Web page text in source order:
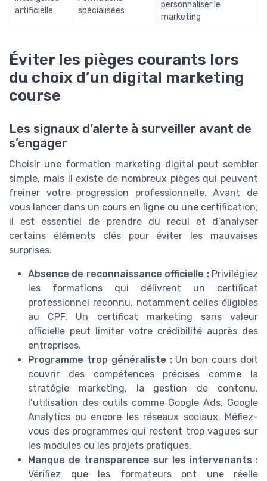
artificielle
spécialisées
personnaliser le
marketing
Éviter les pièges courants lors
du choix d’un digital marketing
course
Les signaux d’alerte à surveiller avant de
s’engager
Choisir une formation marketing digital peut sembler
simple, mais il existe de nombreux pièges qui peuvent
freiner votre progression professionnelle. Avant de
vous lancer dans un cours en ligne ou une certification,
il est essentiel de prendre du recul et d’analyser
certains éléments clés pour éviter les mauvaises
surprises.
Absence de reconnaissance officielle :Privilégiez
les formations qui délivrent un certificat
professionnel reconnu, notamment celles éligibles
au CPF. Un certificat marketing sans valeur
officielle peut limiter votre crédibilité auprès des
entreprises.
Programme trop généraliste :Un bon cours doit
couvrir des compétences précises comme la
stratégie marketing, la gestion de contenu,
l’utilisation des outils comme Google Ads, Google
Analytics ou encore les réseaux sociaux. Méfiez-
vous des programmes qui restent trop vagues sur
les modules ou les projets pratiques.
Manque de transparence sur les intervenants :
Vérifiez que les formateurs ont une réelle